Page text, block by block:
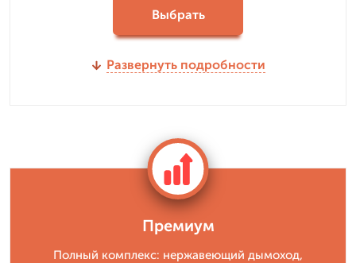
Выбрать
Развернуть подробности
Премиум
Полный комплекс: нержавеющий дымоход,